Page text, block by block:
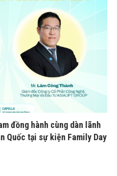
đồng hành cùng dàn lãnh
Quốc tại sự kiện Family Day